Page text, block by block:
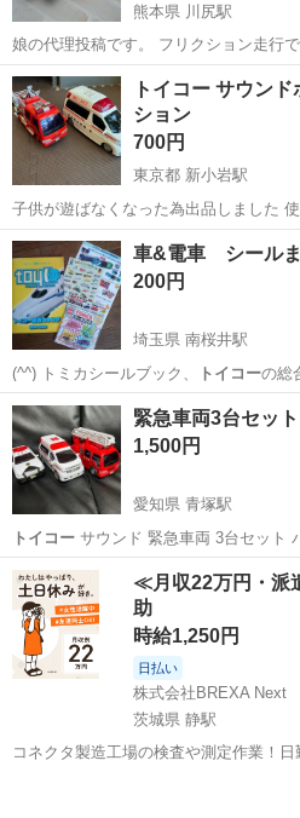
熊本県 川尻駅
娘の代理投稿です。 フリクション走行
いただける方にお譲りします。
熊本 熊本市 川尻駅 模型、
トイコー サウン
ション
700円
東京都 新小岩駅
子供が遊ばなくなった為出品しました 使用感ある為、気にされない方
にオススメ致します 救急車→一部塗装剥げ、タイヤに亀裂有 消防車→
一部塗装剥げ、右ミラー・上部ライトの
ともサウンド・...
東京 江戸川区 新小岩駅 ミ
車&電車 シールま
200円
埼玉県 南桜井駅
(⁠^⁠^⁠) トミカシールブック、
トイコーの総
です。…
埼玉 春日部市 南桜井駅 お
緊急車両3台セット
1,500円
愛知県 青塚駅
トイコーサウンド 緊急車両 3台セット
愛知 津島市 青塚駅 おもちゃ
≪月収22万円・派
助
時給1,250円
日払い
株式会社BREXA Next
茨城県 静駅
コネクタ製造工場の検査や測定作業！